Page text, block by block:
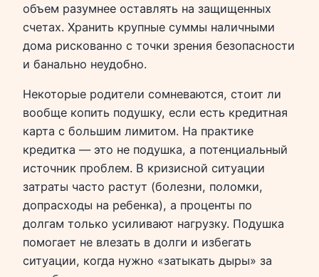
объем разумнее оставлять на защищенных
счетах. Хранить крупные суммы наличными
дома рискованно с точки зрения безопасности
и банально неудобно.
Некоторые родители сомневаются, стоит ли
вообще копить подушку, если есть кредитная
карта с большим лимитом. На практике
кредитка — это не подушка, а потенциальный
источник проблем. В кризисной ситуации
затраты часто растут (болезни, поломки,
допрасходы на ребенка), а проценты по
долгам только усиливают нагрузку. Подушка
помогает не влезать в долги и избегать
ситуации, когда нужно «затыкать дыры» за